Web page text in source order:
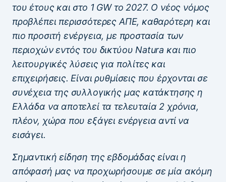
του έτους και στο 1 GW το 2027. Ο νέος νόμος
προβλέπει περισσότερες ΑΠΕ, καθαρότερη και
πιο προσιτή ενέργεια, με προστασία των
περιοχών εντός του δικτύου Natura και πιο
λειτουργικές λύσεις για πολίτες και
επιχειρήσεις. Είναι ρυθμίσεις που έρχονται σε
συνέχεια της συλλογικής μας κατάκτησης η
Ελλάδα να αποτελεί τα τελευταία 2 χρόνια,
πλέον, χώρα που εξάγει ενέργεια αντί να
εισάγει.
Σημαντική είδηση της εβδομάδας είναι η
απόφασή μας να προχωρήσουμε σε μία ακόμη